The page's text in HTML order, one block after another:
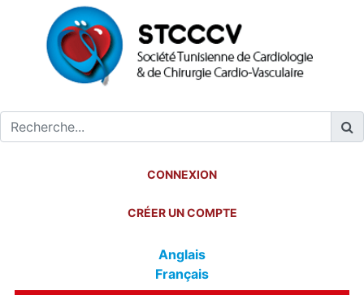
CONNEXION
CRÉER UN COMPTE
Anglais
Français